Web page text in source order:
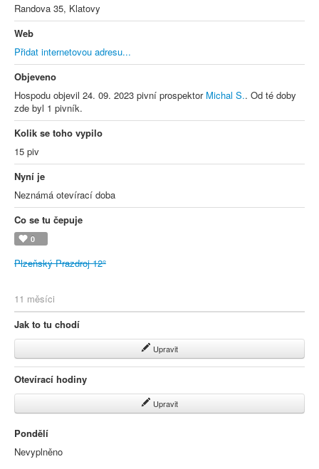
Randova 35, Klatovy
Web
Přidat internetovou adresu...
Objeveno
Hospodu objevil 24. 09. 2023 pivní prospektor Michal S.. Od té doby
zde byl 1 pivník.
Kolik se toho vypilo
15 piv
Nyní je
Neznámá otevírací doba
Co se tu čepuje
0
Plzeňský Prazdroj 12°
11 měsíci
Jak to tu chodí
Upravit
Otevírací hodiny
Upravit
Pondělí
Nevyplněno